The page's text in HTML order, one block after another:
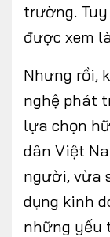
trường.
được xem
Nhưng rồi,
nghệ phát
lựa chọn
dân Việt
người, vừa
dụng kinh
những yếu